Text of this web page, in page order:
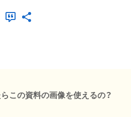
この資料の画像を使えるの？